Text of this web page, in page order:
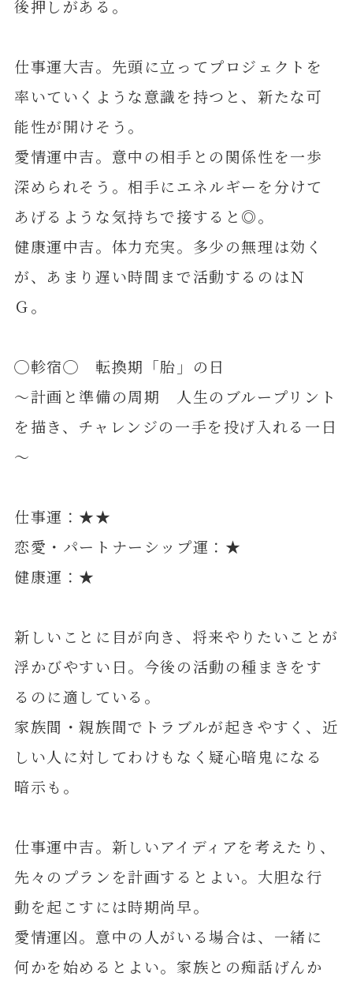
後押しがある。
仕事運大吉。先頭に立ってプロジェクトを
率いていくような意識を持つと、新たな可
能性が開けそう。
愛情運中吉。意中の相手との関係性を一歩
深められそう。相手にエネルギーを分けて
あげるような気持ちで接すると◎。
健康運中吉。体力充実。多少の無理は効く
が、あまり遅い時間まで活動するのはＮ
Ｇ。
◯軫宿◯ 転換期「胎」の日
～計画と準備の周期 人生のブループリント
を描き、チャレンジの一手を投げ入れる一日
～
仕事運：★★
恋愛・パートナーシップ運：★
健康運：★
新しいことに目が向き、将来やりたいことが
浮かびやすい日。今後の活動の種まきをす
るのに適している。
家族間・親族間でトラブルが起きやすく、近
しい人に対してわけもなく疑心暗鬼になる
暗示も。
仕事運中吉。新しいアイディアを考えたり、
先々のプランを計画するとよい。大胆な行
動を起こすには時期尚早。
愛情運凶。意中の人がいる場合は、一緒に
何かを始めるとよい。家族との痴話げんか